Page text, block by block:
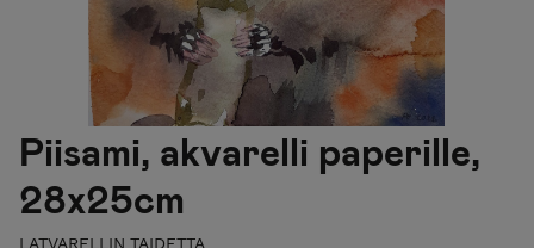
Piisami, akvarelli paperille,
28x25cm
LATVARELLIN TAIDETTA